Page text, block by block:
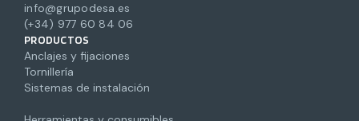
info@grupodesa.es
(+34) 977 60 84 06
PRODUCTOS
Anclajes y fijaciones
Tornillería
Sistemas de instalación